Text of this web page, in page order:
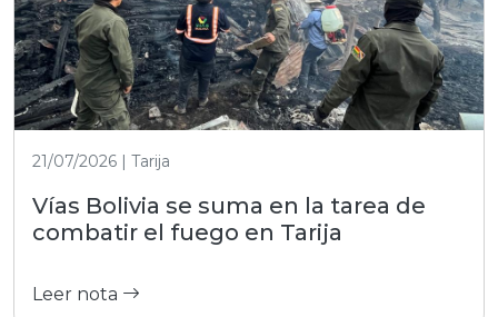
21/07/2026 | Tarija
Vías Bolivia se suma en la tarea de
combatir el fuego en Tarija
Leer nota